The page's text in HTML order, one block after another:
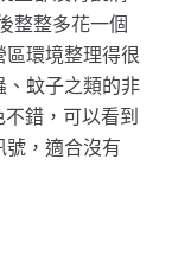
整整多花一個
環境整理得很
蚊子之類的非
錯，可以看到
，適合沒有